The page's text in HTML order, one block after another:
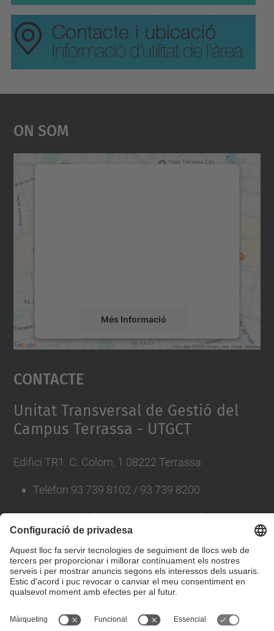
On Som
Més Informació
Accepta
powered by
Contacte
Unitat Transversal de Gestió del
Campus Terrassa - UTGCT
Edifici TR1. C. Colom, 1 08222 Terrassa
Telèfon 93 739 8102 / 93 739 8200
A/erecursosiserveis.utgct@upc.edu
Directori UPC
© UPC